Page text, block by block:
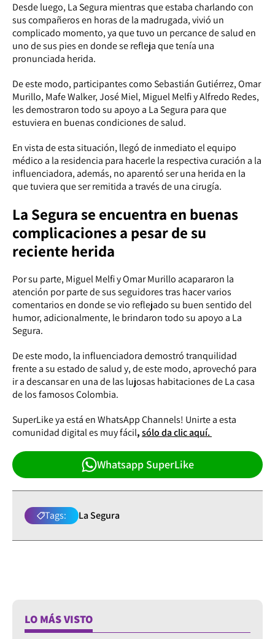
Desde luego, La Segura mientras que estaba charlando con
sus compañeros en horas de la madrugada, vivió un
complicado momento, ya que tuvo un percance de salud en
uno de sus pies en donde se refleja que tenía una
pronunciada herida.
De este modo, participantes como Sebastián Gutiérrez, Omar
Murillo, Mafe Walker, José Miel, Miguel Melfi y Alfredo Redes,
les demostraron todo su apoyo a La Segura para que
estuviera en buenas condiciones de salud.
En vista de esta situación, llegó de inmediato el equipo
médico a la residencia para hacerle la respectiva curación a la
influenciadora, además, no aparentó ser una herida en la
que tuviera que ser remitida a través de una cirugía.
La Segura se encuentra en buenas
complicaciones a pesar de su
reciente herida
Por su parte, Miguel Melfi y Omar Murillo acapararon la
atención por parte de sus seguidores tras hacer varios
comentarios en donde se vio reflejado su buen sentido del
humor, adicionalmente, le brindaron todo su apoyo a La
Segura.
De este modo, la influenciadora demostró tranquilidad
frente a su estado de salud y, de este modo, aprovechó para
ir a descansar en una de las lujosas habitaciones de La casa
de los famosos Colombia.
SuperLike ya está en WhatsApp Channels! Unirte a esta
comunidad digital es muy fácil,sólo da clic aquí.
Whatsapp SuperLike
Tags: La Segura
LO MÁS VISTO